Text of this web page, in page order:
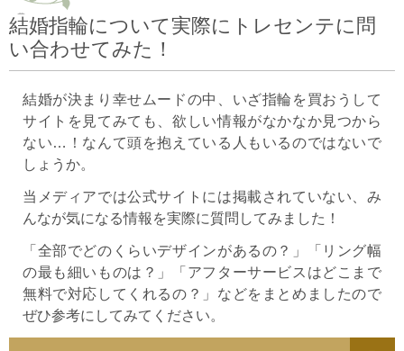
結婚指輪について実際にトレセンテに問
い合わせてみた！
結婚が決まり幸せムードの中、いざ指輪を買おうして
サイトを見てみても、欲しい情報がなかなか見つから
ない…！なんて頭を抱えている人もいるのではないで
しょうか。
当メディアでは公式サイトには掲載されていない、み
んなが気になる情報を実際に質問してみました！
「全部でどのくらいデザインがあるの？」「リング幅
の最も細いものは？」「アフターサービスはどこまで
無料で対応してくれるの？」などをまとめましたので
ぜひ参考にしてみてください。